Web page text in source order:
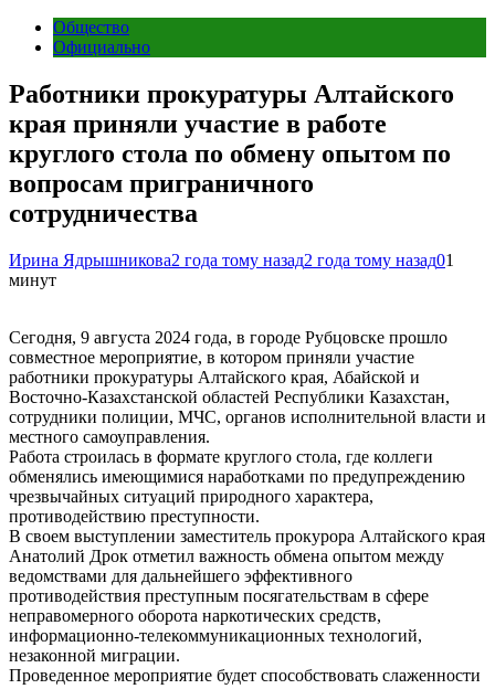
Общество
Официально
Работники прокуратуры Алтайского
края приняли участие в работе
круглого стола по обмену опытом по
вопросам приграничного
сотрудничества
Ирина Ядрышникова2 года тому назад2 года тому назад01
минут
Сегодня, 9 августа 2024 года, в городе Рубцовске прошло
совместное мероприятие, в котором приняли участие
работники прокуратуры Алтайского края, Абайской и
Восточно-Казахстанской областей Республики Казахстан,
сотрудники полиции, МЧС, органов исполнительной власти и
местного самоуправления.
Работа строилась в формате круглого стола, где коллеги
обменялись имеющимися наработками по предупреждению
чрезвычайных ситуаций природного характера,
противодействию преступности.
В своем выступлении заместитель прокурора Алтайского края
Анатолий Дрок отметил важность обмена опытом между
ведомствами для дальнейшего эффективного
противодействия преступным посягательствам в сфере
неправомерного оборота наркотических средств,
информационно-телекоммуникационных технологий,
незаконной миграции.
Проведенное мероприятие будет способствовать слаженности